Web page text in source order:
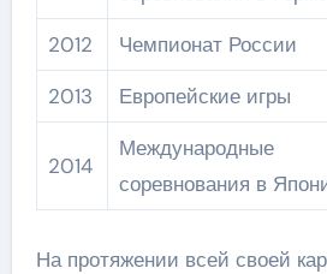
2012 Чемпионат России
2013
Европейские игры
2014
Международные
соревнования в
На протяжении всей своей